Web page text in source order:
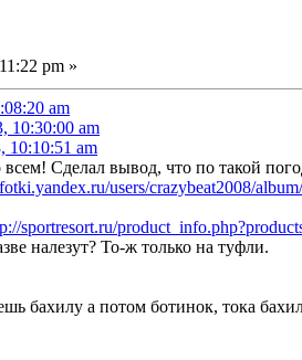
pm »
am
10:30:00 am
10:10:51 am
Сделал вывод, что по такой
users/crazybeat2008/
sportresort.ru/
налезут? То-ж только на туфли.
бахилу а потом ботинок, тока